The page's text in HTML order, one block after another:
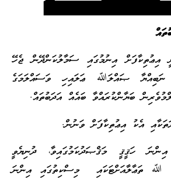
އިޢުތިކާފަށް އިނުމުގައި ސަމާލުކަންދޭން ޖެހޭ
ނަބިއްޔާ ޞައްލަﷲ ޢަލައިހި ވަސައްލަމަގެ
ބަޔާންކުރައްވާ ބައެއް އަދަބުތައް.
ހަޤީޤީ މަޤްޞަދުކަމުގައިވާ، ދުނިޔެވީ
ﷲ ތަޢާލާއަށްޓަކައި މިސްކިތުގައި އިންނަ